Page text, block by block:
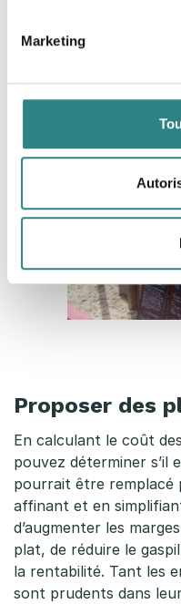
Marketing
formules qui se
plats qui dégagent les
Proposer des
En calculant le coût
pouvez déterminer s’il
pourrait être remplacé
affinant et en
d’augmenter les
plat, de réduire le
la rentabilité. Tant les
sont prudents dans